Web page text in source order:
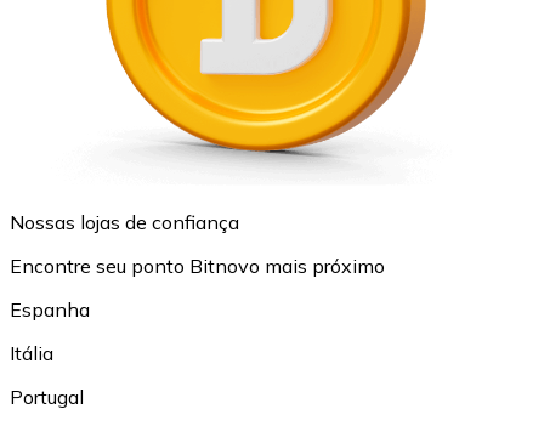
Nossas lojas de confiança
Encontre seu ponto Bitnovo mais próximo
Espanha
Itália
Portugal